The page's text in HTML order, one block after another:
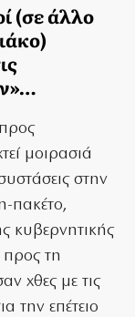
(σε άλλο
μοιρασιά
στην
πακέτο,
κυβερνητικής
προς τη
χθες με τις
την επέτειο